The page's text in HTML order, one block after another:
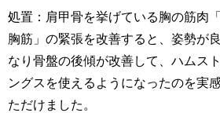
処置：肩甲骨を挙げている胸の筋肉
胸筋」の緊張を改善すると、姿勢が良
なり骨盤の後傾が改善して、ハムス
ングスを使えるようになったのを実
ただけました。